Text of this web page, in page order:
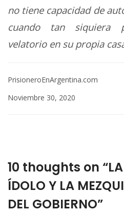
no tiene capacidad de
cuando tan siquiera
velatorio en su propia
PrisioneroEnArgentina.com
Noviembre 30, 2020
10 thoughts on “LA
ÍDOLO Y LA
DEL GOBIERNO”